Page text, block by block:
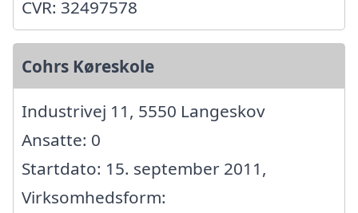
CVR: 32497578
Cohrs Køreskole
Industrivej 11, 5550 Langeskov
Ansatte: 0
Startdato: 15. september 2011,
Virksomhedsform: